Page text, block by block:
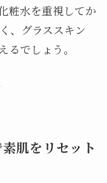
粧水を重視してか
、グラススキン
るでしょう。
肌をリセット